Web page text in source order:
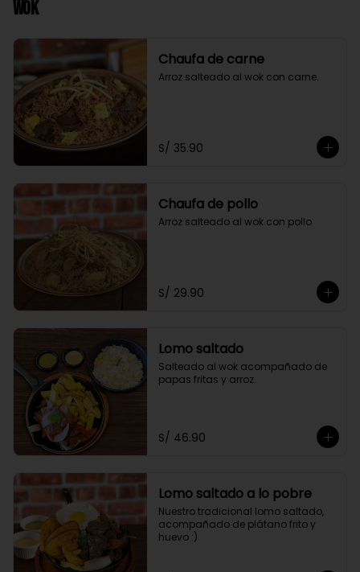
Wok
Chaufa de carne
Arroz salteado al wok con carne.
S/ 35.90
Chaufa de pollo
Arroz salteado al wok con pollo
S/ 29.90
Lomo saltado
Salteado al wok acompañado de
papas fritas y arroz.
S/ 46.90
Lomo saltado a lo pobre
Nuestro tradicional lomo saltado,
acompañado de plátano frito y
huevo :)